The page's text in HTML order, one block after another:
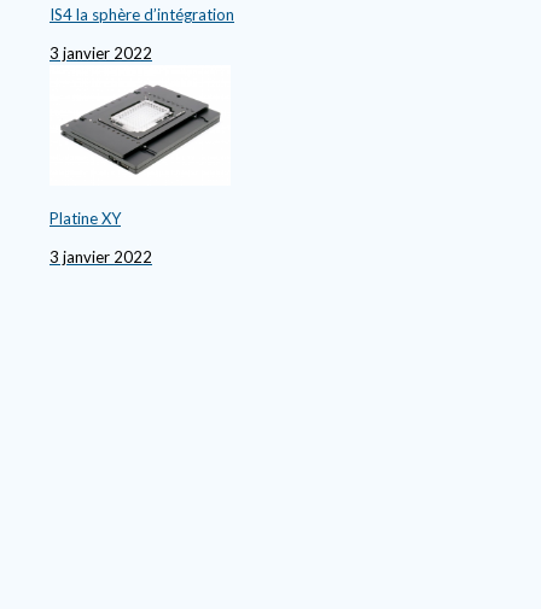
IS4 la sphère d’intégration
3 janvier 2022
Platine XY
3 janvier 2022